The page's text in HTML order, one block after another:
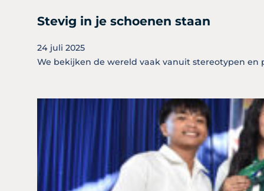
Stevig in je schoenen staan
24 juli 2025
We bekijken de wereld vaak vanuit stereotypen en